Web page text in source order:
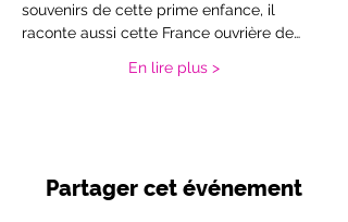
souvenirs de cette prime enfance, il
raconte aussi cette France ouvrière de…
En lire plus >
Partager cet événement